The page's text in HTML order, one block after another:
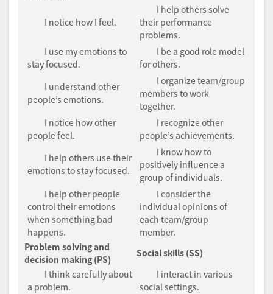
I notice how I feel.
I help others solve
their performance
problems.
I use my emotions to
stay focused.
I be a good role model
for others.
I understand other
people’s emotions.
I organize team/group
members to work
together.
I notice how other
people feel.
I recognize other
people’s achievements.
I help others use their
emotions to stay focused.
I know how to
positively influence a
group of individuals.
I help other people
control their emotions
when something bad
happens.
I consider the
individual opinions of
each team/group
member.
Problem solving and
decision making (PS)
Social skills (SS)
I think carefully about
a problem.
I interact in various
social settings.